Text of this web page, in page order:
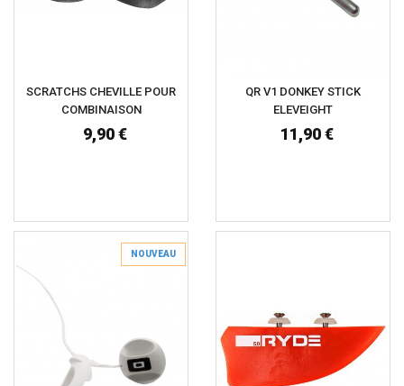
SCRATCHS CHEVILLE POUR
COMBINAISON
9,90 €
QR V1 DONKEY STICK
ELEVEIGHT
11,90 €
NOUVEAU